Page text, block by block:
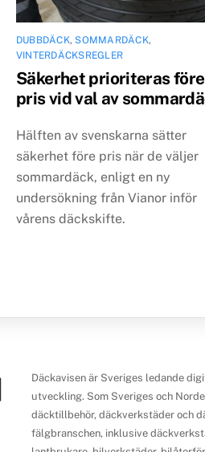
DUBBDÄCK, SOMMARDÄCK,
VINTERDÄCKSREGLER
Säkerhet prioriteras före
pris vid val av
Hälften av svenskarna sätter
säkerhet före pris när de väljer
sommardäck, enligt en ny
undersökning från Vianor inför
vårens däckskifte.
Däckavisen är Sveriges ledande
utveckling. Som Sveriges och
däcktillbehör, däckverkstäder och
fälgbranschen, inklusive